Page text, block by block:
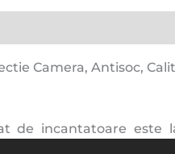
Camera, Antisoc,
de incantatoare este